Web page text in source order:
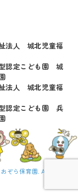
法人 城北児童福
認定こども園 城
法人 城北児童福
認定こども園 兵
ぞら保育園. All Rights